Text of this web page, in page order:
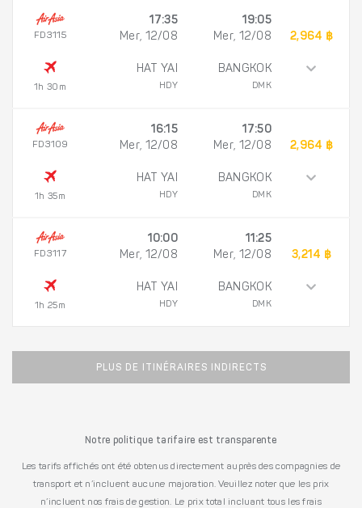
FD3115
1h 30m
17:35
Mer, 12/08
HAT YAI
HDY
19:05
Mer, 12/08
BANGKOK
DMK
2,964 ฿
FD3109
1h 35m
16:15
Mer, 12/08
HAT YAI
HDY
17:50
Mer, 12/08
BANGKOK
DMK
2,964 ฿
FD3117
1h 25m
10:00
Mer, 12/08
HAT YAI
HDY
11:25
Mer, 12/08
BANGKOK
DMK
3,214 ฿
PLUS DE ITINÉRAIRES INDIRECTS
Notre politique tarifaire est transparente
Les tarifs affichés ont été obtenus directement auprès des compagnies de
transport et n’incluent aucune majoration. Veuillez noter que les prix
n’incluent nos frais de gestion. Le prix total incluant tous les frais